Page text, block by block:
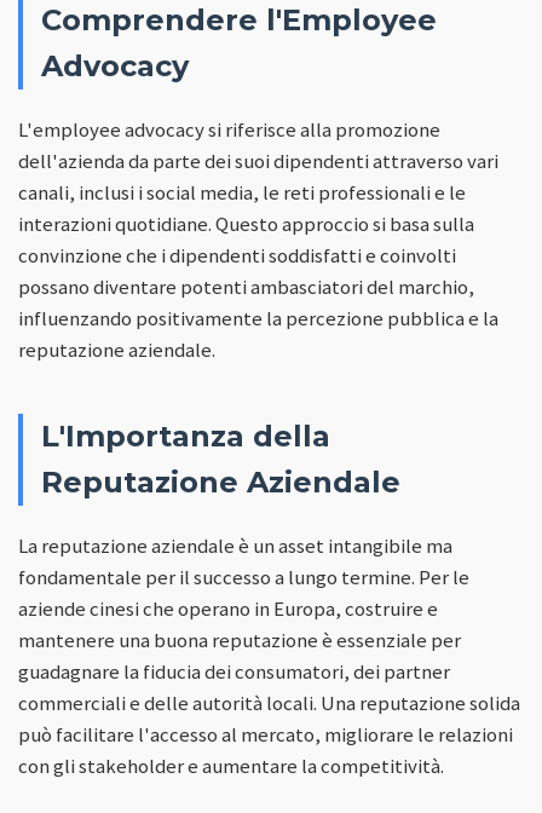
Comprendere l'Employee
Advocacy
L'employee advocacy si riferisce alla promozione
dell'azienda da parte dei suoi dipendenti attraverso vari
canali, inclusi i social media, le reti professionali e le
interazioni quotidiane. Questo approccio si basa sulla
convinzione che i dipendenti soddisfatti e coinvolti
possano diventare potenti ambasciatori del marchio,
influenzando positivamente la percezione pubblica e la
reputazione aziendale.
L'Importanza della
Reputazione Aziendale
La reputazione aziendale è un asset intangibile ma
fondamentale per il successo a lungo termine. Per le
aziende cinesi che operano in Europa, costruire e
mantenere una buona reputazione è essenziale per
guadagnare la fiducia dei consumatori, dei partner
commerciali e delle autorità locali. Una reputazione solida
può facilitare l'accesso al mercato, migliorare le relazioni
con gli stakeholder e aumentare la competitività.